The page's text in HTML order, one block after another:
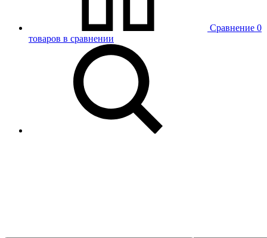
Сравнение 0
товаров в сравнении